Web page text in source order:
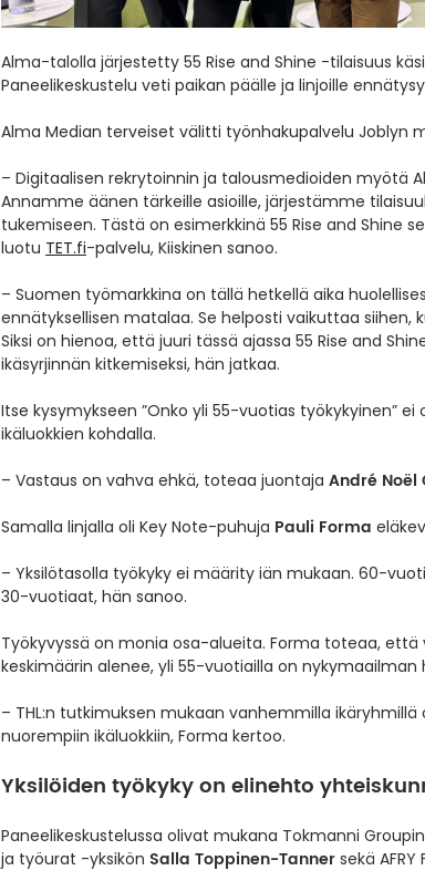
Alma-talolla järjestetty 55 Rise and Shine -tilaisuus
Paneelikeskustelu veti paikan päälle ja linjoille
Alma Median terveiset välitti työnhakupalvelu Joblyn
– Digitaalisen rekrytoinnin ja talousmedioiden myötä
Annamme äänen tärkeille asioille, järjestämme
tukemiseen. Tästä on esimerkkinä 55 Rise and Shine
luotu TET.fi-palvelu, Kiiskinen sanoo.
– Suomen työmarkkina on tällä hetkellä aika
ennätyksellisen matalaa. Se helposti vaikuttaa siihen,
Siksi on hienoa, että juuri tässä ajassa 55 Rise and
ikäsyrjinnän kitkemiseksi, hän jatkaa.
Itse kysymykseen ”Onko yli 55-vuotias työkykyinen”
ikäluokkien kohdalla.
– Vastaus on vahva ehkä, toteaa juontaja André Noël
Samalla linjalla oli Key Note-puhuja Pauli Forma
– Yksilötasolla työkyky ei määrity iän mukaan. 60-
30-vuotiaat, hän sanoo.
Työkyvyssä on monia osa-alueita. Forma toteaa,
keskimäärin alenee, yli 55-vuotiailla on
– THL:n tutkimuksen mukaan vanhemmilla
nuorempiin ikäluokkiin, Forma kertoo.
Yksilöiden työkyky on elinehto
Paneelikeskustelussa olivat mukana Tokmanni Groupin
ja työurat -yksikön Salla Toppinen-Tanner sekä AFRY